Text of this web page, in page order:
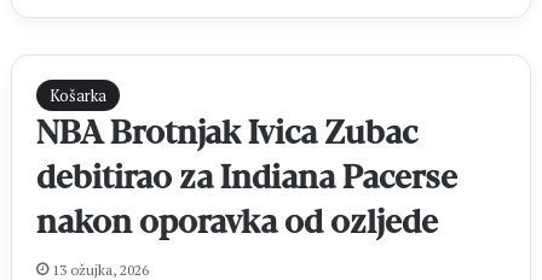
Košarka
NBA Brotnjak Ivica Zubac
debitirao za Indiana Pacerse
nakon oporavka od ozljede
13 ožujka, 2026